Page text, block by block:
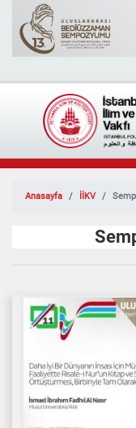
Anasayfa İİKV